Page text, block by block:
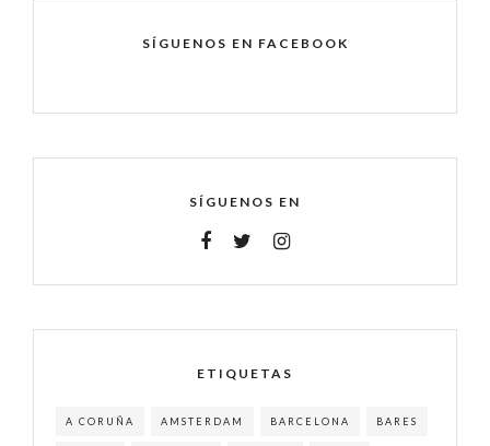
SÍGUENOS EN FACEBOOK
SÍGUENOS EN
ETIQUETAS
A CORUÑA AMSTERDAM BARCELONA BARES